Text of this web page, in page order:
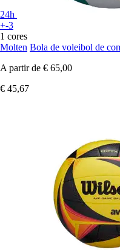
24h
+-3
1 cores
Molten Bola de voleibol de
A partir de € 65,00
€ 45,67